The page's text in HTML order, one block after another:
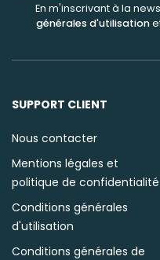
En m'inscrivant à la
générales d'utilisation
SUPPORT CLIENT
Nous contacter
Mentions légales et
politique de confidentialité
Conditions générales
d'utilisation
Conditions générales de